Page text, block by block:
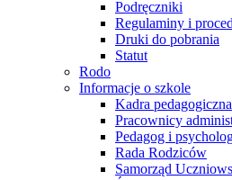
Podręczniki
Regulaminy i
Druki do pobrania
Statut
Rodo
Informacje o szkole
Kadra pedagogiczna
Pracownicy
Pedagog i
Rada Rodziców
Samorząd